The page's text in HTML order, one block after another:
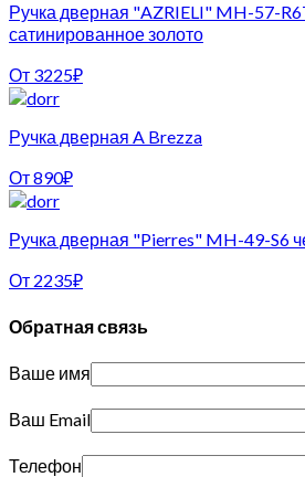
Ручка дверная "AZRIELI" MH-57-
сатинированное золото
От 3225₽
Ручка дверная A Brezza
От890₽
Ручка дверная "Pierres" MH-49-S6
От 2235₽
Обратная связь
Ваше имя
Ваш Email
Телефон